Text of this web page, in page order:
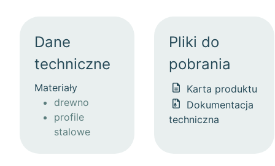
Dane
techniczne
Materiały
drewno
profile
stalowe
Pliki do
pobrania
Karta produktu
Dokumentacja
techniczna